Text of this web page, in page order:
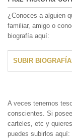
¿Conoces a alguien
familiar, amigo o
biografía aquí:
SUBIR
A veces tenemos
conscientes. Si
carteles, etc y
puedes subirlos aquí: